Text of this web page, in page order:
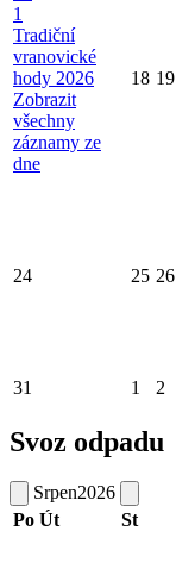
1
Tradiční
vranovické
hody 2026
Zobrazit
všechny
záznamy ze
dne
18 19
24 25 26
31 1 2
Svoz odpadu
Srpen2026
Po Út St